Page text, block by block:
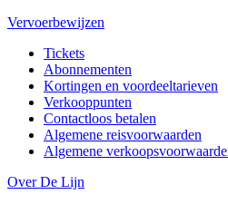
Vervoerbewijzen
Tickets
Abonnementen
Kortingen en voordeeltarieven
Verkooppunten
Contactloos betalen
Algemene reisvoorwaarden
Algemene
Over De Lijn